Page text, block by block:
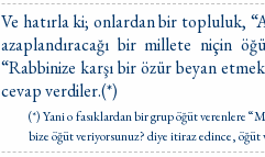
Ve hatırla ki; onlardan bir topluluk,
azaplandıracağı bir millete niçin
“Rabbinize karşı bir özür beyan
cevap verdiler.(*)
(*) Yani o fasıklardan bir grup öğüt verenlere
bize öğüt veriyorsunuz? diye itiraz edince, öğüt